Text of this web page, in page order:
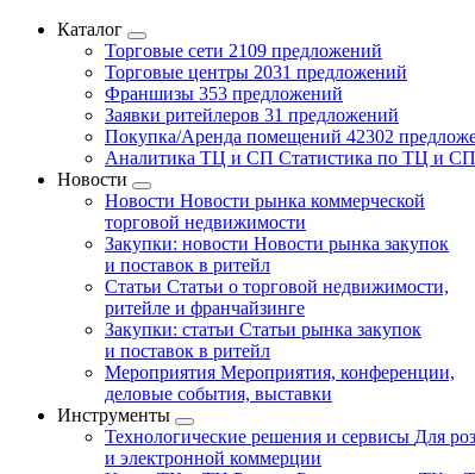
Каталог
Торговые сети 2109 предложений
Торговые центры 2031 предложений
Франшизы 353 предложений
Заявки ритейлеров 31 предложений
Покупка/Аренда помещений 42302
Аналитика ТЦ и СП Статистика по ТЦ и СП
Новости
Новости Новости рынка коммерческой
торговой недвижимости
Закупки: новости Новости рынка закупок
и поставок в ритейл
Статьи Статьи о торговой недвижимости,
ритейле и франчайзинге
Закупки: статьи Статьи рынка закупок
и поставок в ритейл
Мероприятия Мероприятия, конференции,
деловые события, выставки
Инструменты
Технологические решения и сервисы Для
и электронной коммерции